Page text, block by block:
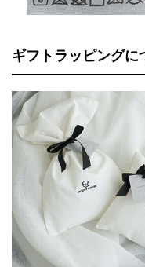
ギフトラッピングに